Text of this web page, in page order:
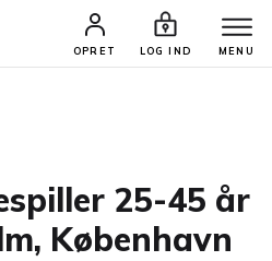
OPRET LOG IND MENU
SØG PROFIL
25-45 år
København